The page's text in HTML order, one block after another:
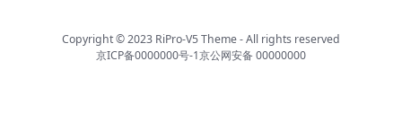
Copyright © 2023 RiPro-V5 Theme- All rights reserved
京ICP备0000000号-1京公网安备 00000000